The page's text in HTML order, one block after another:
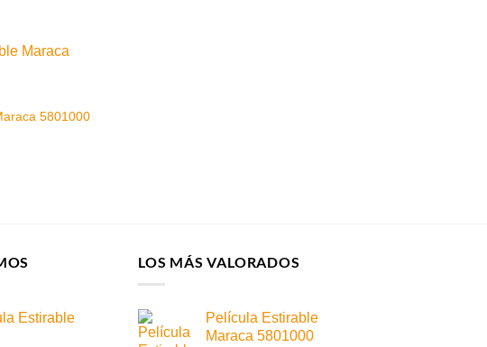
5801000
Estirable
LOS MÁS VALORADOS
Película Estirable
Maraca 5801000